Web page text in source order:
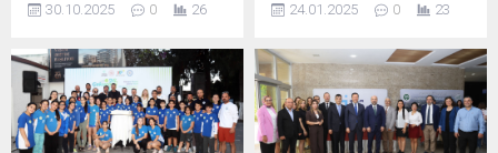
oynayacakları Sincan
taraftarlarının desteği ile
kazanacaklarını söyledi.
Adana’dan Cumartesi gece
1’de İstasyon Meydanı’ndan
30.10.2025 0 26
programda, Bolu Kartalkaya
otelde meydana gelen
yangında hayatını kaybeden
vatandaşlar ve tüm şehitler
için Kur’an tilaveti
24.01.2025 0 23